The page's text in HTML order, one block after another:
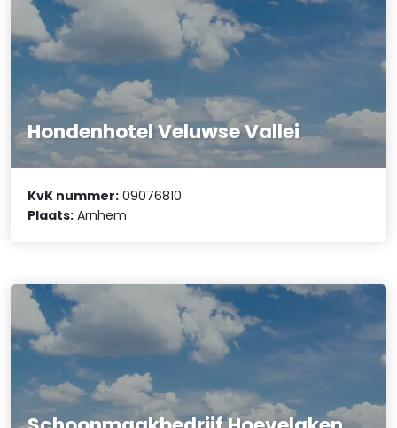
Hondenhotel Veluwse Vallei
KvK nummer: 09076810
Plaats: Arnhem